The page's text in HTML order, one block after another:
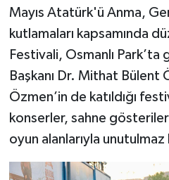
Mayıs Atatürk'ü Anma,
kutlamaları kapsamında
Festivali, Osmanlı
Başkanı Dr. Mithat Bülent
Özmen’in de katıldığı
konserler, sahne
oyun alanlarıyla